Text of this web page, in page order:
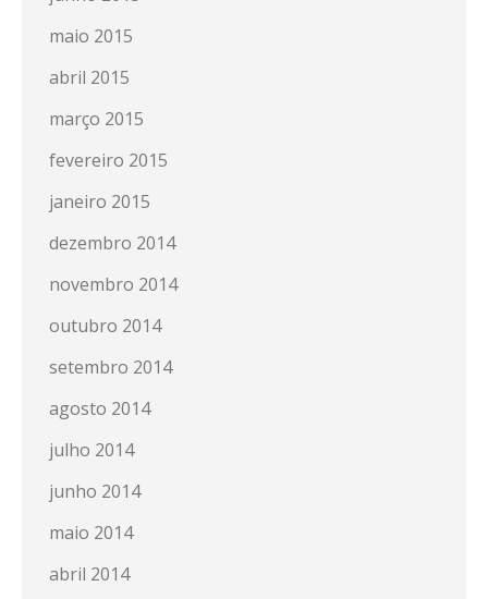
maio 2015
abril 2015
março 2015
fevereiro 2015
janeiro 2015
dezembro 2014
novembro 2014
outubro 2014
setembro 2014
agosto 2014
julho 2014
junho 2014
maio 2014
abril 2014